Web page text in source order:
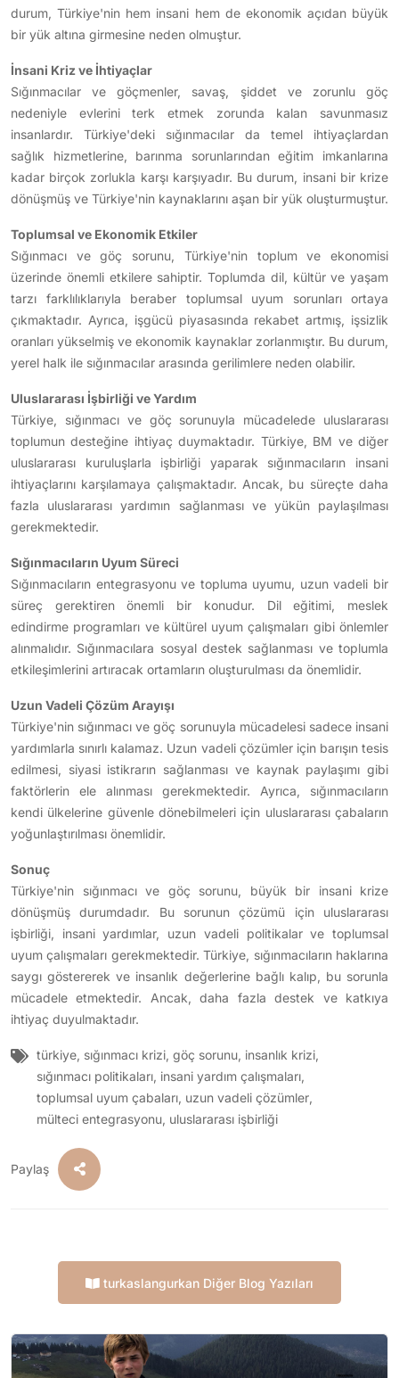
durum, Türkiye'nin hem insani hem de ekonomik açıdan büyük
bir yük altına girmesine neden olmuştur.
İnsani Kriz ve İhtiyaçlar
Sığınmacılar ve göçmenler, savaş, şiddet ve zorunlu göç
nedeniyle evlerini terk etmek zorunda kalan savunmasız
insanlardır. Türkiye'deki sığınmacılar da temel ihtiyaçlardan
sağlık hizmetlerine, barınma sorunlarından eğitim imkanlarına
kadar birçok zorlukla karşı karşıyadır. Bu durum, insani bir krize
dönüşmüş ve Türkiye'nin kaynaklarını aşan bir yük oluşturmuştur.
Toplumsal ve Ekonomik Etkiler
Sığınmacı ve göç sorunu, Türkiye'nin toplum ve ekonomisi
üzerinde önemli etkilere sahiptir. Toplumda dil, kültür ve yaşam
tarzı farklılıklarıyla beraber toplumsal uyum sorunları ortaya
çıkmaktadır. Ayrıca, işgücü piyasasında rekabet artmış, işsizlik
oranları yükselmiş ve ekonomik kaynaklar zorlanmıştır. Bu durum,
yerel halk ile sığınmacılar arasında gerilimlere neden olabilir.
Uluslararası İşbirliği ve Yardım
Türkiye, sığınmacı ve göç sorunuyla mücadelede uluslararası
toplumun desteğine ihtiyaç duymaktadır. Türkiye, BM ve diğer
uluslararası kuruluşlarla işbirliği yaparak sığınmacıların insani
ihtiyaçlarını karşılamaya çalışmaktadır. Ancak, bu süreçte daha
fazla uluslararası yardımın sağlanması ve yükün paylaşılması
gerekmektedir.
Sığınmacıların Uyum Süreci
Sığınmacıların entegrasyonu ve topluma uyumu, uzun vadeli bir
süreç gerektiren önemli bir konudur. Dil eğitimi, meslek
edindirme programları ve kültürel uyum çalışmaları gibi önlemler
alınmalıdır. Sığınmacılara sosyal destek sağlanması ve toplumla
etkileşimlerini artıracak ortamların oluşturulması da önemlidir.
Uzun Vadeli Çözüm Arayışı
Türkiye'nin sığınmacı ve göç sorunuyla mücadelesi sadece insani
yardımlarla sınırlı kalamaz. Uzun vadeli çözümler için barışın tesis
edilmesi, siyasi istikrarın sağlanması ve kaynak paylaşımı gibi
faktörlerin ele alınması gerekmektedir. Ayrıca, sığınmacıların
kendi ülkelerine güvenle dönebilmeleri için uluslararası çabaların
yoğunlaştırılması önemlidir.
Sonuç
Türkiye'nin sığınmacı ve göç sorunu, büyük bir insani krize
dönüşmüş durumdadır. Bu sorunun çözümü için uluslararası
işbirliği, insani yardımlar, uzun vadeli politikalar ve toplumsal
uyum çalışmaları gerekmektedir. Türkiye, sığınmacıların haklarına
saygı göstererek ve insanlık değerlerine bağlı kalıp, bu sorunla
mücadele etmektedir. Ancak, daha fazla destek ve katkıya
ihtiyaç duyulmaktadır.
türkiye, sığınmacı krizi, göç sorunu, insanlık krizi,
sığınmacı politikaları, insani yardım çalışmaları,
toplumsal uyum çabaları, uzun vadeli çözümler,
mülteci entegrasyonu, uluslararası işbirliği
Paylaş
turkaslangurkan Diğer Blog Yazıları